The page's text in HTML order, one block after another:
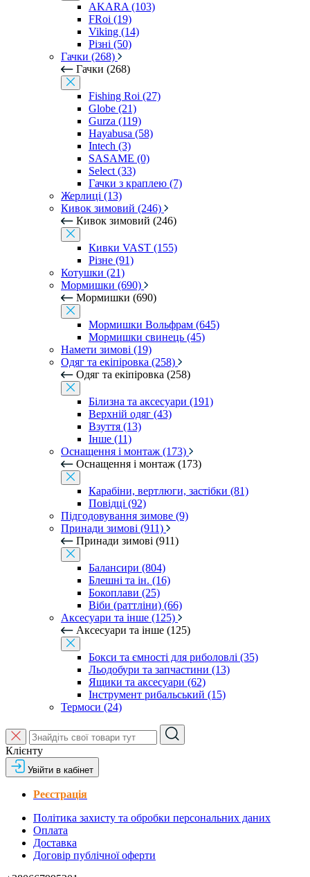
AKARA (103)
FRoi (19)
Viking (14)
Різні (50)
Гачки (268)
Гачки (268)
Fishing Roi (27)
Globe (21)
Gurza (119)
Hayabusa (58)
Intech (3)
SASAME (0)
Select (33)
Гачки з краплею (7)
Жерлиці (13)
Кивок зимовий (246)
Кивок зимовий (246)
Кивки VAST (155)
Різне (91)
Котушки (21)
Мормишки (690)
Мормишки (690)
Мормишки Вольфрам (645)
Мормишки свинець (45)
Намети зимові (19)
Одяг та екіпіровка (258)
Одяг та екіпіровка (258)
Білизна та аксесуари (191)
Верхній одяг (43)
Взуття (13)
Інше (11)
Оснащення і монтаж (173)
Оснащення і монтаж (173)
Карабіни, вертлюги, застібки (81)
Повідці (92)
Підгодовування зимове (9)
Принади зимові (911)
Принади зимові (911)
Балансири (804)
Блешні та ін. (16)
Бокоплави (25)
Віби (раттліни) (66)
Аксесуари та інше (125)
Аксесуари та інше (125)
Бокси та ємності для риболовлі (35)
Льодобури та запчастини (13)
Ящики та аксесуари (62)
Інструмент рибальський (15)
Термоси (24)
Клієнту
Увійти в кабінет
Реєстрація
Політика захисту та обробки персональних даних
Оплата
Доставка
Договір публічної оферти